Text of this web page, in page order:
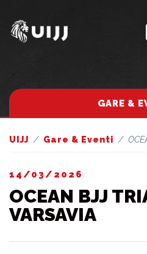
GARE &
UIJJ Gare & Eventi
14/03/2026
OCEAN BJJ
VARSAVIA